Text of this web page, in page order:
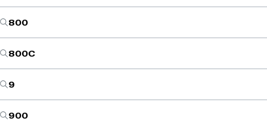
800
800C
9
900